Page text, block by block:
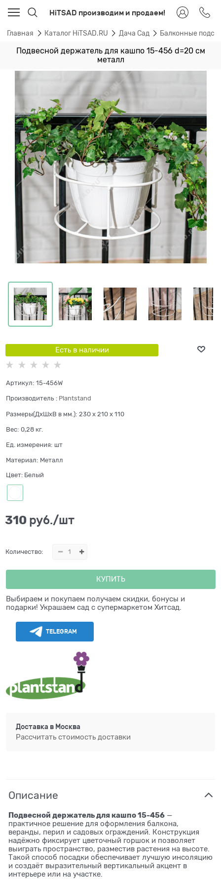
HiTSAD производим и продаем!
Главная Каталог HiTSAD.RU Дача Сад Балконные
Подвесной держатель для кашпо 15-456 d=20 см
металл
Есть в наличии
Артикул: 15-456W
Производитель : Plantstand
Размеры(ДхШхВ в мм.): 230 x 210 x 110
Вес: 0,28 кг.
Ед. измерения: шт
Материал: Металл
Цвет: Белый
310 руб./шт
Количество:
КУПИТЬ
Выбираем и покупаем получаем скидки, бонусы и
подарки! Украшаем сад с супермаркетом Хитсад.
TELEGRAM
Доставка в Москва
Рассчитать стоимость доставки
Описание
Подвесной держатель для кашпо 15-456 —
практичное решение для оформления балкона,
веранды, перил и садовых ограждений. Конструкция
надёжно фиксирует цветочный горшок и позволяет
выиграть пространство, разместив растения на высоте.
Такой способ посадки обеспечивает лучшую инсоляцию
и создаёт выразительный вертикальный акцент в
интерьере или на участке.